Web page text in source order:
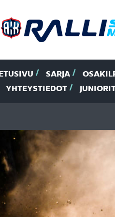
ETUSIVU SARJA
YHTEYSTIEDOT